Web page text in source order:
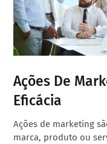
Ações De
Eficácia
Ações de marketing
marca, produto ou